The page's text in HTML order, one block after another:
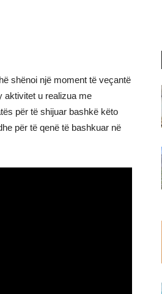
shënoi një moment të veçantë
aktivitet u realizua me
për të shijuar bashkë këto
për të qenë të bashkuar në